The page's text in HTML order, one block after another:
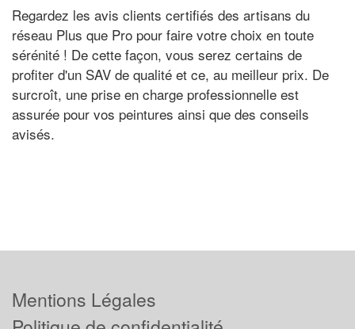
Regardez les avis clients certifiés des artisans du
réseau Plus que Pro pour faire votre choix en toute
sérénité ! De cette façon, vous serez certains de
profiter d'un SAV de qualité et ce, au meilleur prix. De
surcroît, une prise en charge professionnelle est
assurée pour vos peintures ainsi que des conseils
avisés.
Mentions Légales